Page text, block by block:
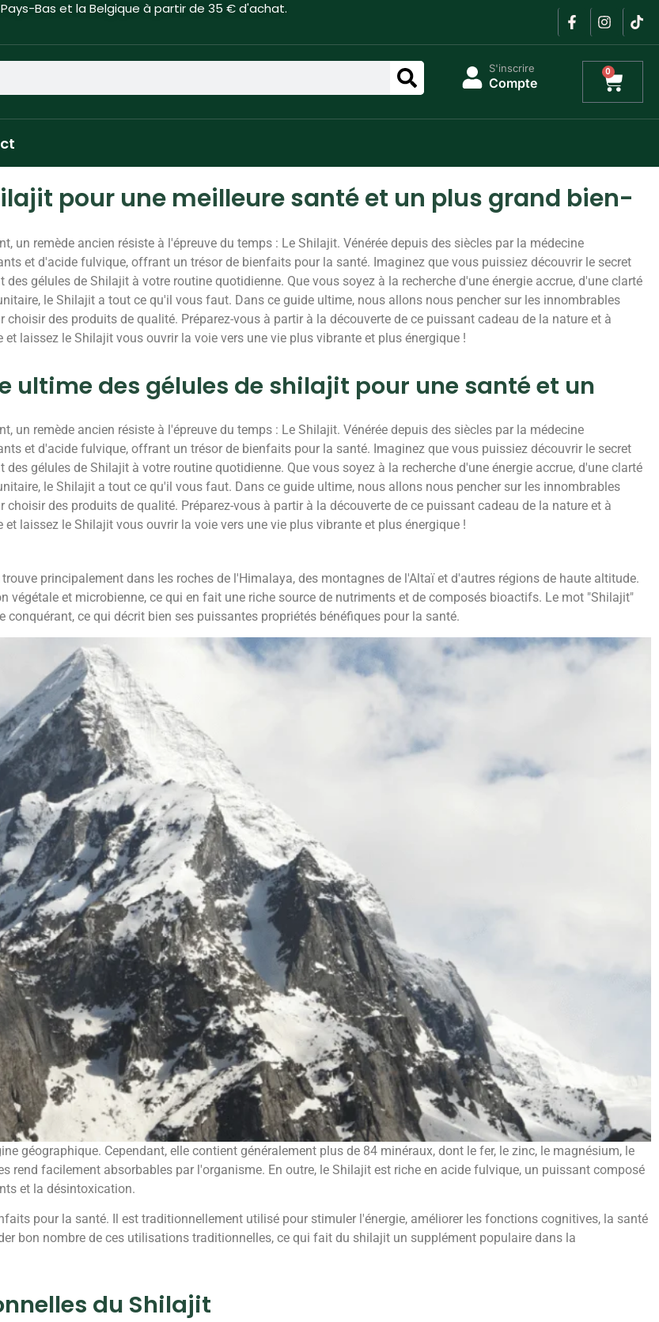
Bas et la Belgique à partir de 35 € d'achat.
S'inscrire
Compte
0
pour une meilleure santé et un plus grand bien-
un remède ancien résiste à l'épreuve du temps : Le Shilajit. Vénérée depuis des siècles par la médecine
et d'acide fulvique, offrant un trésor de bienfaits pour la santé. Imaginez que vous puissiez découvrir le secret
gélules de Shilajit à votre routine quotidienne. Que vous soyez à la recherche d'une énergie accrue, d'une clarté
le Shilajit a tout ce qu'il vous faut. Dans ce guide ultime, nous allons nous pencher sur les innombrables
des produits de qualité. Préparez-vous à partir à la découverte de ce puissant cadeau de la nature et à
laissez le Shilajit vous ouvrir la voie vers une vie plus vibrante et plus énergique !
ultime des gélules de shilajit pour une santé et un
un remède ancien résiste à l'épreuve du temps : Le Shilajit. Vénérée depuis des siècles par la médecine
et d'acide fulvique, offrant un trésor de bienfaits pour la santé. Imaginez que vous puissiez découvrir le secret
gélules de Shilajit à votre routine quotidienne. Que vous soyez à la recherche d'une énergie accrue, d'une clarté
le Shilajit a tout ce qu'il vous faut. Dans ce guide ultime, nous allons nous pencher sur les innombrables
des produits de qualité. Préparez-vous à partir à la découverte de ce puissant cadeau de la nature et à
laissez le Shilajit vous ouvrir la voie vers une vie plus vibrante et plus énergique !
principalement dans les roches de l'Himalaya, des montagnes de l'Altaï et d'autres régions de haute altitude.
végétale et microbienne, ce qui en fait une riche source de nutriments et de composés bioactifs. Le mot "Shilajit"
ce qui décrit bien ses puissantes propriétés bénéfiques pour la santé.
géographique. Cependant, elle contient généralement plus de 84 minéraux, dont le fer, le zinc, le magnésium, le
rend facilement absorbables par l'organisme. En outre, le Shilajit est riche en acide fulvique, un puissant composé
et la désintoxication.
pour la santé. Il est traditionnellement utilisé pour stimuler l'énergie, améliorer les fonctions cognitives, la santé
bon nombre de ces utilisations traditionnelles, ce qui fait du shilajit un supplément populaire dans la
du Shilajit